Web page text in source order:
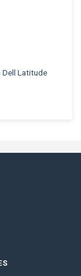
Latitude